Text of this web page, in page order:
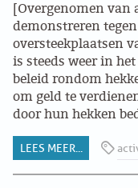
VB UTRECHT
VB FRIESLAND
VB WEST-
ZWARTE MUGGEN
WERKGROEP
Nieuws
Press
Oproep
Demo
[Overgenomen
demonstreren
oversteekplaatsen
is steeds weer in
beleid rondom
om geld te
door hun hekken
LEES MEER...